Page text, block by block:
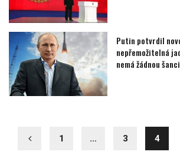
Putin potvrdil
nepřemožitelná
nemá žádnou šanci
1 … 3 4